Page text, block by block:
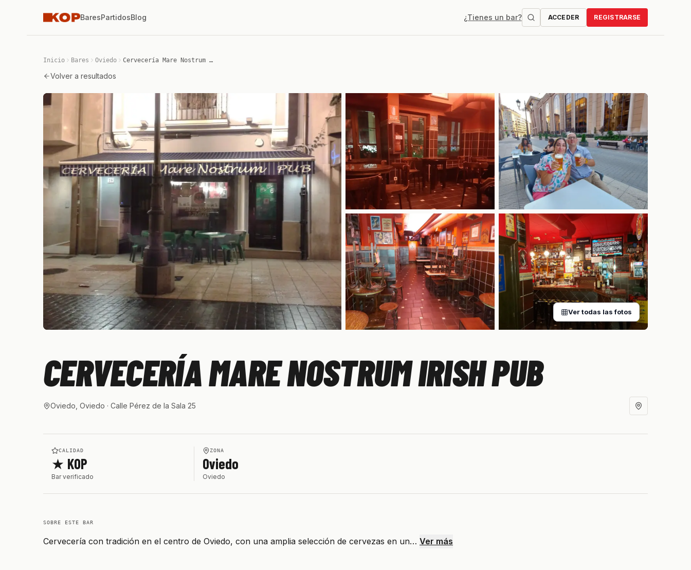
BaresPartidosBlog ¿Tienes un bar? ACCEDER REGISTRARSE
Inicio Bares Oviedo Cervecería Mare Nostrum Irish Pub
Volver a resultados
Ver todas las fotos
CERVECERÍA MARE NOSTRUM IRISH PUB
Oviedo, Oviedo · Calle Pérez de la Sala 25
CALIDAD
★ KOP
Bar verificado
ZONA
Oviedo
Oviedo
SOBRE ESTE BAR
Cervecería con tradición en el centro de Oviedo, con una amplia selección de cervezas en un… Ver más